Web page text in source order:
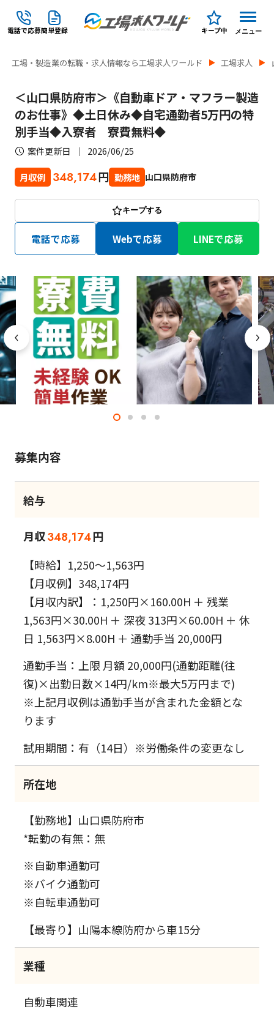
電話で応募簡単登録 キープ中 メニュー
工場・製造業の転職・求人情報なら工場求人ワールド 工場求人
＜山口県防府市＞《自動車ドア・マフラー製造
のお仕事》◆土日休み◆自宅通勤者5万円の特
別手当◆入寮者 寮費無料◆
案件更新日 2026/06/25
月収例 348,174円 勤務地 山口県防府市
キープする
電話で応募 Webで応募 LINEで応募
募集内容
給与
月収348,174円
【時給】1,250～1,563円
【月収例】348,174円
【月収内訳】：1,250円×160.00H ＋ 残業
1,563円×30.00H ＋ 深夜 313円×60.00H ＋ 休
日 1,563円×8.00H ＋ 通勤手当 20,000円
通勤手当：上限 月額 20,000円(通勤距離(往
復)×出勤日数×14円/km※最大5万円まで)
※上記月収例は通勤手当が含まれた金額とな
ります
試用期間：有（14日）※労働条件の変更なし
所在地
【勤務地】山口県防府市
*転勤の有無：無
※自動車通勤可
※バイク通勤可
※自転車通勤可
【最寄り】山陽本線防府から車15分
業種
自動車関連